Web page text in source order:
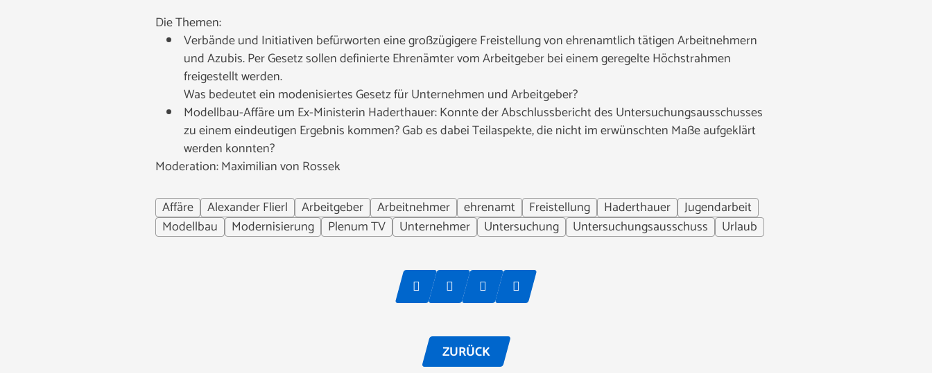
Die Themen:
Verbände und Initiativen befürworten eine großzügigere Freistellung von ehrenamtlich tätigen Arbeitnehmern
und Azubis. Per Gesetz sollen definierte Ehrenämter vom Arbeitgeber bei einem geregelte Höchstrahmen
freigestellt werden.
Was bedeutet ein modenisiertes Gesetz für Unternehmen und Arbeitgeber?
Modellbau-Affäre um Ex-Ministerin Haderthauer: Konnte der Abschlussbericht des Untersuchungsausschusses
zu einem eindeutigen Ergebnis kommen? Gab es dabei Teilaspekte, die nicht im erwünschten Maße aufgeklärt
werden konnten?
Moderation: Maximilian von Rossek
Affäre
Alexander Flierl Arbeitgeber Arbeitnehmer ehrenamt Freistellung Haderthauer
Jugendarbeit
Modellbau
Modernisierung Plenum TV Unternehmer Untersuchung Untersuchungsausschuss Urlaub
ZURÜCK